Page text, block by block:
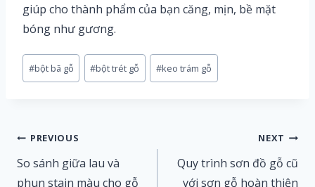
giúp cho thành phẩm của bạn căng, mịn, bề mặt
bóng như gương.
Post
Tags:
#bột bã gỗ #bột trét gỗ #keo trám gỗ
Điều
hướng
PREVIOUS
So sánh giữa lau và
phun stain màu cho gỗ
NEXT
Quy trình sơn đồ gỗ cũ
với sơn gỗ hoàn thiện